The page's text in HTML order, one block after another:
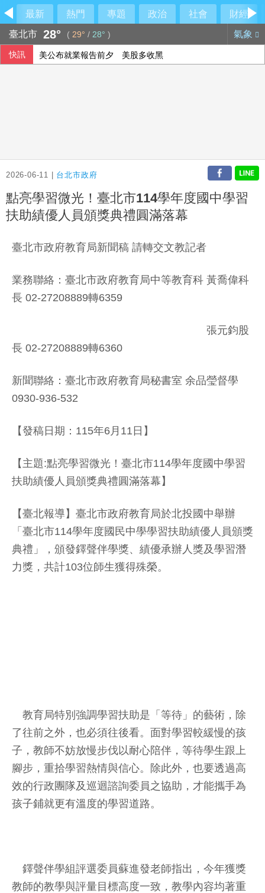
最新 熱門 專題 政治 社會
財經
臺北市 28° ( 29° / 28° ) 氣象
快訊 美公布就業報告前夕 美股多收黑
2026-06-11 | 台北市政府
點亮學習微光！臺北市114學年度國中學習
扶助績優人員頒獎典禮圓滿落幕
臺北市政府教育局新聞稿 請轉交文教記者
業務聯絡：臺北市政府教育局中等教育科 黃喬偉科
長 02-27208889轉6359
張元鈞股
長 02-27208889轉6360
新聞聯絡：臺北市政府教育局秘書室 余品瑩督學
0930-936-532
【發稿日期：115年6月11日】
【主題:點亮學習微光！臺北市114學年度國中學習
扶助績優人員頒獎典禮圓滿落幕】
【臺北報導】臺北市政府教育局於北投國中舉辦
「臺北市114學年度國民中學學習扶助績優人員頒獎
典禮」，頒發鐸聲伴學獎、績優承辦人獎及學習潛
力獎，共計103位師生獲得殊榮。
教育局特別強調學習扶助是「等待」的藝術，除
了往前之外，也必須往後看。面對學習較緩慢的孩
子，教師不妨放慢步伐以耐心陪伴，等待學生跟上
腳步，重拾學習熱情與信心。除此外，也要透過高
效的行政團隊及巡迴諮詢委員之協助，才能攜手為
孩子鋪就更有溫度的學習道路。
鐸聲伴學組評選委員蘇進發老師指出，今年獲獎
教師的教學與評量目標高度一致，教學內容均著重